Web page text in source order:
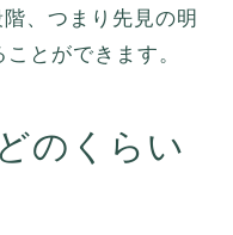
、つまり先見の明
とができます。
のくらい